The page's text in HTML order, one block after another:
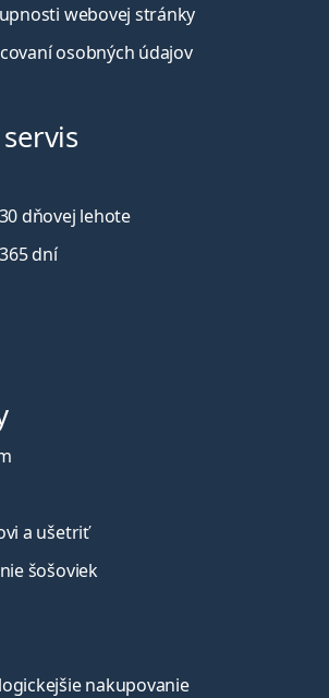
webovej stránky
osobných údajov
dňovej lehote
dní
a ušetriť
šošoviek
nakupovanie